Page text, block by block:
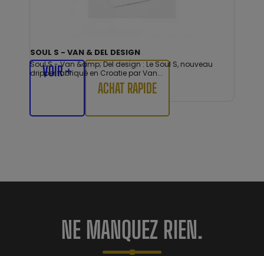
SOUL S - VAN & DEL DESIGN
Soul S - Van &amp; Del design : Le Soul S, nouveau
dripper fabriqué en Croatie par Van...
VOIR +
ACHAT RAPIDE
NE MANQUEZ RIEN.